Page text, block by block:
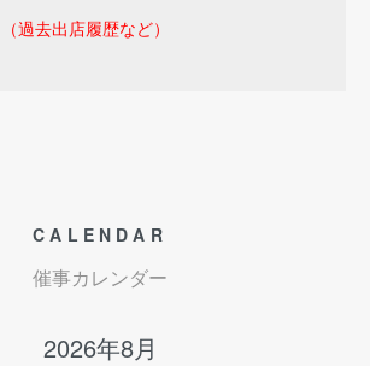
過去出店履歴など）
CALENDAR
催事カレンダー
2026年8月